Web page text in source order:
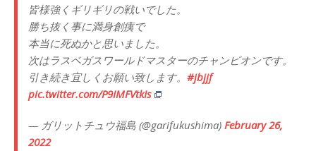
皆様強くギリギリの戦いでした。
勝ち抜く事に満身創痍で
本当に死ぬかと思いました。
次はラスベガスワールドマスターのチャンピオンです。
引き続き宜しくお願い致します。 #jbjjf
pic.twitter.com/P9IMFVtkIs
— ガリットチュウ福島 (@garifukushima) February 26,
2022